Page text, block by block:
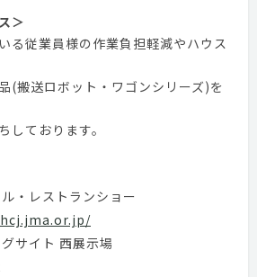
＞
る従業員様の作業負担軽減やハウス
(搬送ロボット・ワゴンシリーズ)を
しております。
・レストランショー
サイト 西展示場